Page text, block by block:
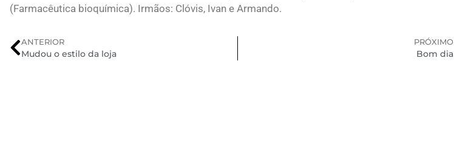
(Farmacêutica bioquímica). Irmãos: Clóvis, Ivan e Armando.
ANTERIOR
Mudou o estilo da loja
PRÓXIMO
Bom dia